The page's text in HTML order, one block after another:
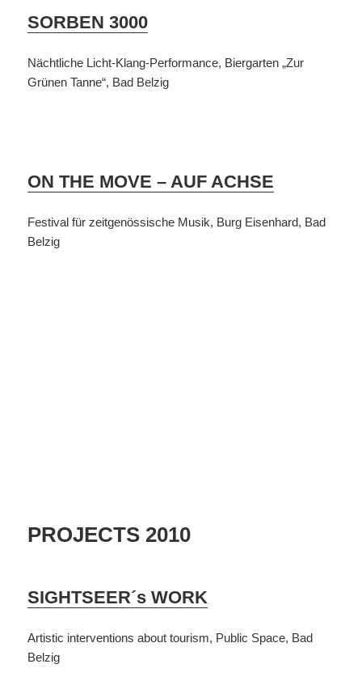
SORBEN 3000
Nächtliche Licht-Klang-Performance, Biergarten „Zur
Grünen Tanne“, Bad Belzig
ON THE MOVE – AUF ACHSE
Festival für zeitgenössische Musik, Burg Eisenhard, Bad
Belzig
PROJECTS 2010
SIGHTSEER´s WORK
Artistic interventions about tourism, Public Space, Bad
Belzig